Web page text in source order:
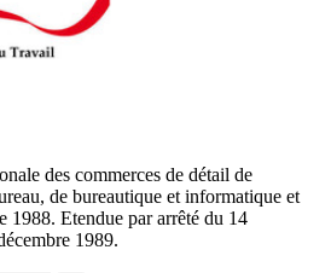
des commerces de détail de
de bureautique et informatique et
1988. Etendue par arrêté du 14
1989.